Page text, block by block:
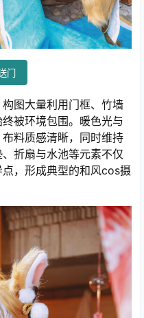
门
图大量利用门框、竹墙
被环境包围。暖色光与
料质感清晰，同时维持
折扇与水池等元素不仅
，形成典型的和风cos摄